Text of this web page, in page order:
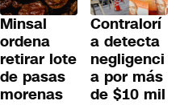
Minsal
ordena
retirar lote
de pasas
morenas
Contralorí
a detecta
negligenci
a por más
de $10 mil